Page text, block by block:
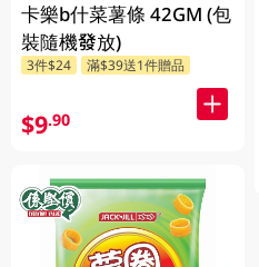
卡樂b什菜薯條 42GM (包
裝隨機發放)
3件$24 滿$39送1件贈品
$9.90